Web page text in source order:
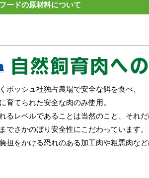
ードの原材料について
ボッシュ社独占農場で安全な餌を食べ、
育てられた安全な肉のみ使用。
るレベルであることは当然のこと、それだ
でさかのぼり安全性にこだわっています。
担をかける恐れのある加工肉や粗悪肉な